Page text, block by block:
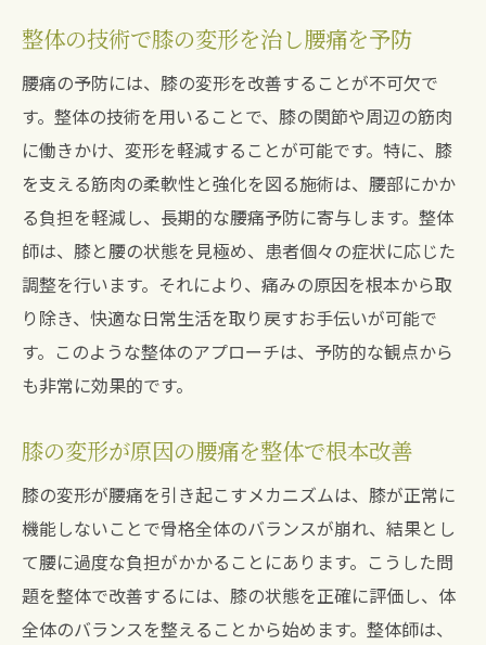
整体の技術で膝の変形を治し腰痛を予防
腰痛の予防には、膝の変形を改善することが不可欠で
す。整体の技術を用いることで、膝の関節や周辺の筋肉
に働きかけ、変形を軽減することが可能です。特に、膝
を支える筋肉の柔軟性と強化を図る施術は、腰部にかか
る負担を軽減し、長期的な腰痛予防に寄与します。整体
師は、膝と腰の状態を見極め、患者個々の症状に応じた
調整を行います。それにより、痛みの原因を根本から取
り除き、快適な日常生活を取り戻すお手伝いが可能で
す。このような整体のアプローチは、予防的な観点から
も非常に効果的です。
膝の変形が原因の腰痛を整体で根本改善
膝の変形が腰痛を引き起こすメカニズムは、膝が正常に
機能しないことで骨格全体のバランスが崩れ、結果とし
て腰に過度な負担がかかることにあります。こうした問
題を整体で改善するには、膝の状態を正確に評価し、体
全体のバランスを整えることから始めます。整体師は、